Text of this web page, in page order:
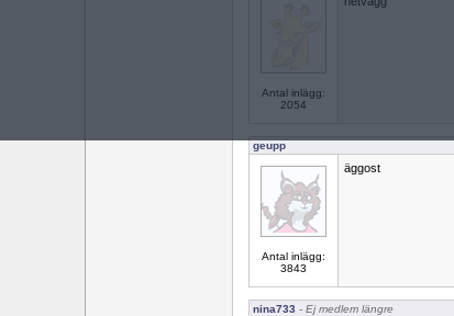
Antal inlägg:
2054
geupp
Antal inlägg:
3843
äggost
nina733 - Ej medlem längre